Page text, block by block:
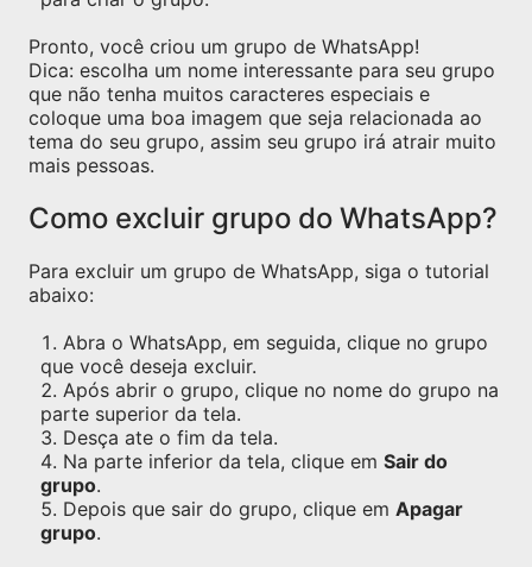
Pronto, você criou um grupo de WhatsApp!
Dica: escolha um nome interessante para seu grupo
que não tenha muitos caracteres especiais e
coloque uma boa imagem que seja relacionada ao
tema do seu grupo, assim seu grupo irá atrair muito
mais pessoas.
Como excluir grupo do WhatsApp?
Para excluir um grupo de WhatsApp, siga o tutorial
abaixo:
Abra o WhatsApp, em seguida, clique no grupo
que você deseja excluir.
Após abrir o grupo, clique no nome do grupo na
parte superior da tela.
Desça ate o fim da tela.
Na parte inferior da tela, clique em Sair do
grupo.
Depois que sair do grupo, clique em Apagar
grupo.